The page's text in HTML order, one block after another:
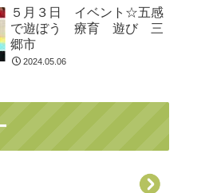
５月３日 イベント☆五感
で遊ぼう 療育 遊び 三
郷市
2024.05.06